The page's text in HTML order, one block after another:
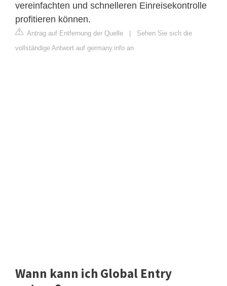
vereinfachten und schnelleren Einreisekontrolle
profitieren können.
Antrag auf Entfernung der Quelle
Sehen Sie sich die
vollständige Antwort auf germany.info an
Wann kann ich Global Entry